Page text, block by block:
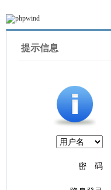
提示信息
密 码